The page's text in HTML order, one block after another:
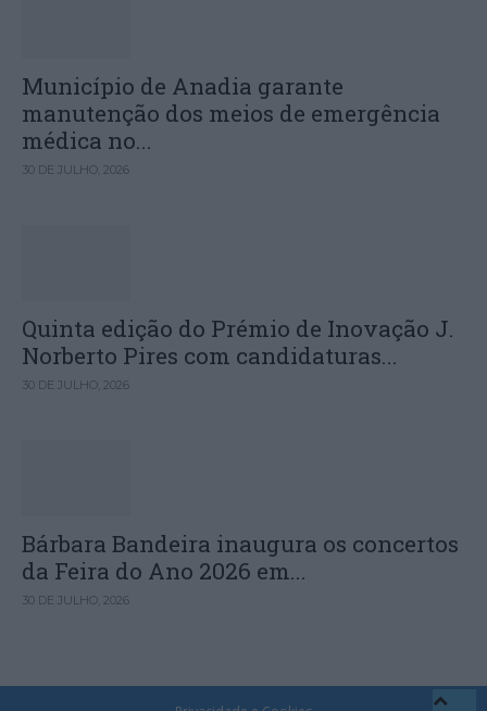
Município de Anadia garante
manutenção dos meios de emergência
médica no...
30 DE JULHO, 2026
Quinta edição do Prémio de Inovação J.
Norberto Pires com candidaturas...
30 DE JULHO, 2026
Bárbara Bandeira inaugura os concertos
da Feira do Ano 2026 em...
30 DE JULHO, 2026